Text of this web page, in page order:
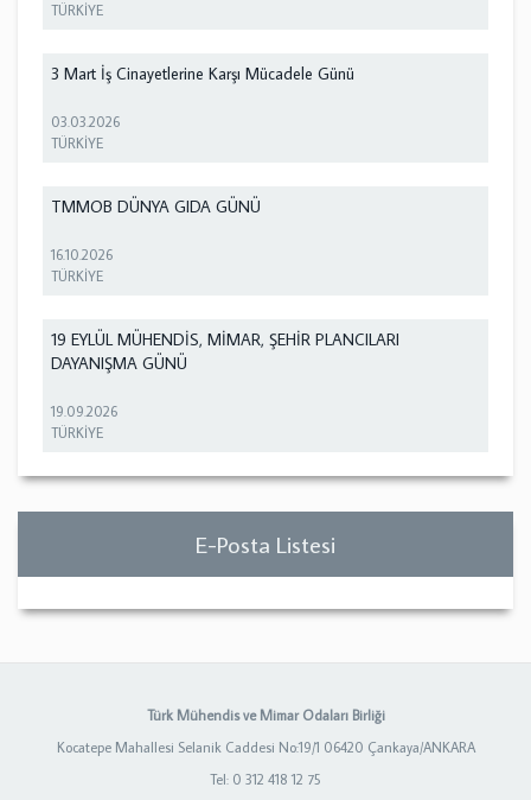
TÜRKİYE
3 Mart İş Cinayetlerine Karşı Mücadele Günü
03.03.2026
TÜRKİYE
TMMOB DÜNYA GIDA GÜNÜ
16.10.2026
TÜRKİYE
19 EYLÜL MÜHENDİS, MİMAR, ŞEHİR PLANCILARI
DAYANIŞMA GÜNÜ
19.09.2026
TÜRKİYE
E-Posta Listesi
Türk Mühendis ve Mimar Odaları Birliği
Kocatepe Mahallesi Selanik Caddesi No:19/1 06420 Çankaya/ANKARA
Tel: 0 312 418 12 75